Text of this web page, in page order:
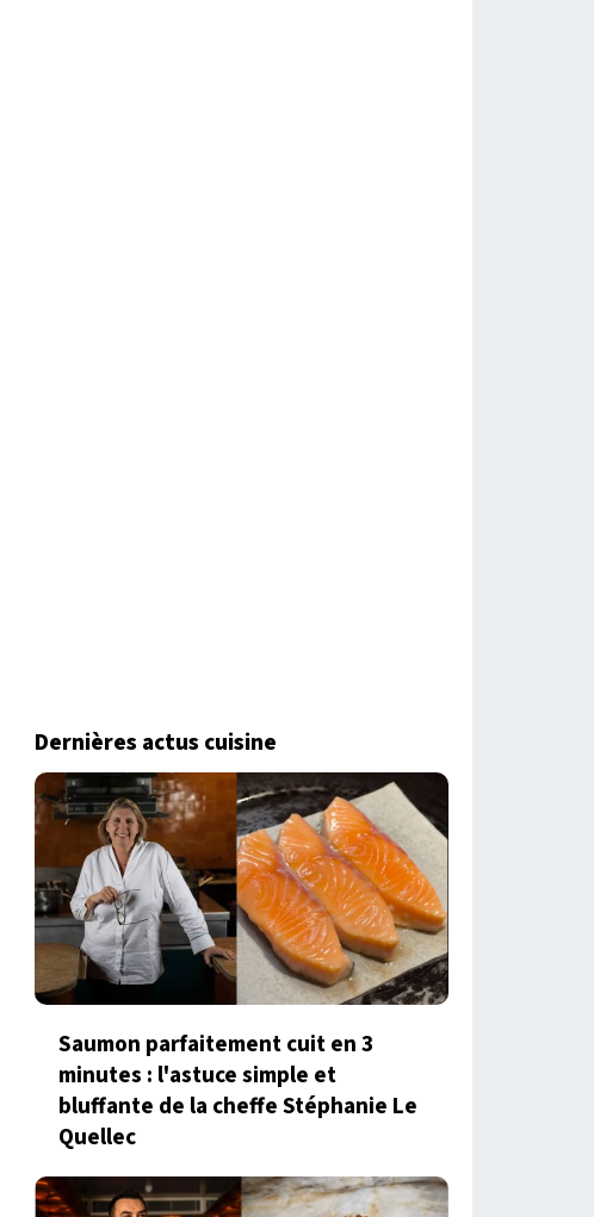
Dernières actus cuisine
Saumon parfaitement cuit en 3
minutes : l'astuce simple et
bluffante de la cheffe Stéphanie Le
Quellec